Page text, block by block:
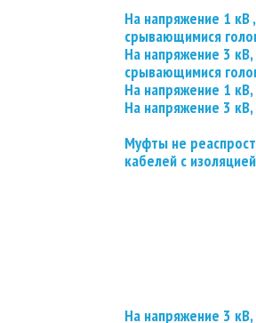
На напряжение 1 кВ
срывающимися
На напряжение 3
срывающимися
На напряжение 1
На напряжение 3
Муфты не
кабелей с
На напряжение 3